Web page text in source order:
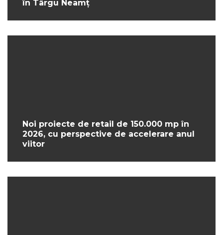
în Târgu Neamț
Noi proiecte de retail de 150.000 mp în
2026, cu perspective de accelerare anul
viitor